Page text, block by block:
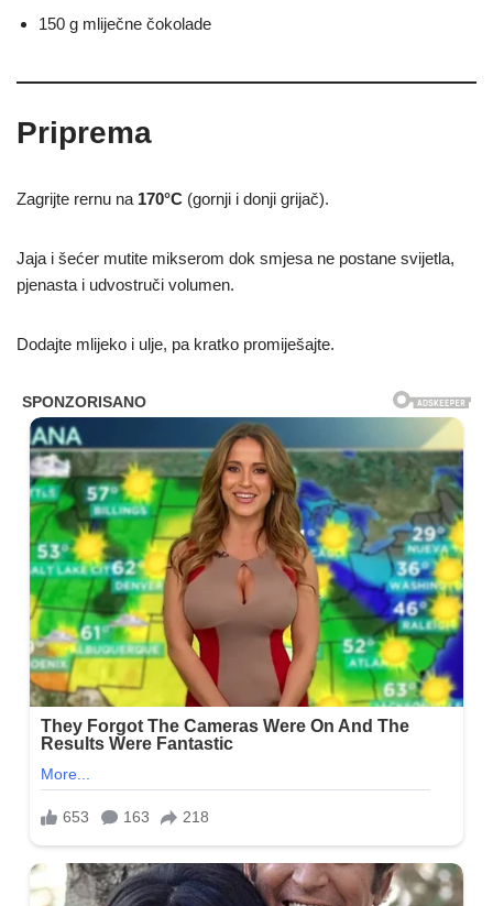
150 g mliječne čokolade
Priprema
Zagrijte rernu na 170°C (gornji i donji grijač).
Jaja i šećer mutite mikserom dok smjesa ne postane svijetla,
pjenasta i udvostruči volumen.
Dodajte mlijeko i ulje, pa kratko promiješajte.